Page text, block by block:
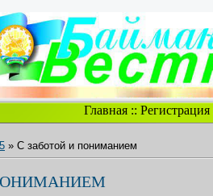
Главная:: Регистрация
5 » C заботой и пониманием